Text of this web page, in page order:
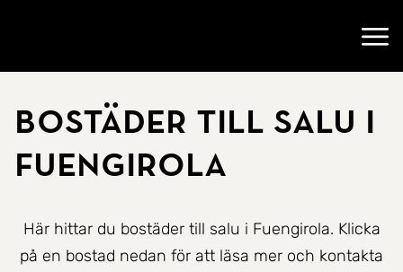
Bostäder till salu i
Fuengirola
Här hittar du bostäder till salu i Fuengirola. Klicka
på en bostad nedan för att läsa mer och kontakta